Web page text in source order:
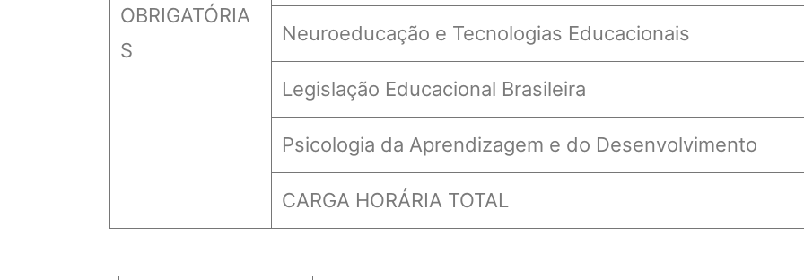
OBRIGATÓRIA
S
Neuroeducação e Tecnologias Educacionais
Legislação Educacional Brasileira
Psicologia da Aprendizagem e do Desenvolvimento
CARGA HORÁRIA TOTAL